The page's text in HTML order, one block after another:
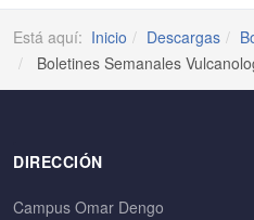
Está aquí: Inicio Descargas
Boletines Semanales
DIRECCIÓN
Campus Omar Dengo